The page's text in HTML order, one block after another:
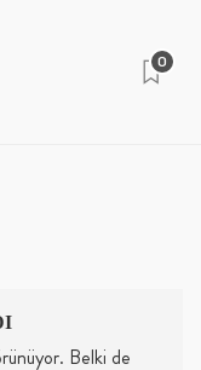
0
Belki de